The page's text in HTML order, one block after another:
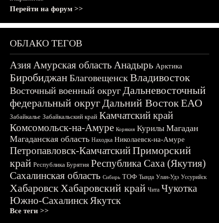
Перейти на форум >>
ОБЛАКО ТЕГОВ
АзияАмурская область Анадырь Арктика
БиробиджанБлаговещенскВладивосток
Восточный военный округДальневосточный
федеральный округДальний ВостокЕАО
Забайкалье Забайкальский край Камчатский край
Комсомольск-на-Амуре Корякия Курилы Магадан
Магаданская область Находка Николаевск-на-Амуре
Петропавловск-КамчатскийПриморский
край Республика Бурятия Республика Саха (Якутия)
Сахалинская область Сибирь ТОФ Тында Улан-Удэ Уссурийск
ХабаровскХабаровский край Чита Чукотка
Южно-СахалинскЯкутск
Все теги >>